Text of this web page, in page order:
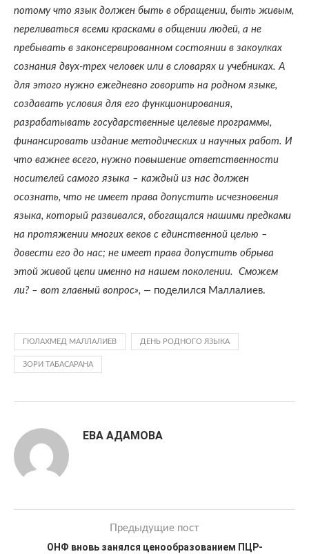
потому что язык должен быть в обращении, быть живым,
переливаться всеми красками в общении людей, а не
пребывать в законсервированном состоянии в закоулках
сознания двух-трех человек или в словарях и учебниках. А
для этого нужно ежедневно говорить на родном языке,
создавать условия для его функционирования,
разрабатывать государственные целевые программы,
финансировать издание методических и научных работ. И
что важнее всего, нужно повышение ответственности
носителей самого языка – каждый из нас должен
осознать, что не имеет права допустить исчезновения
языка, который развивался, обогащался нашими предками
на протяжении многих веков с единственной целью –
довести его до нас; не имеет права допустить обрыва
этой живой цепи именно на нашем поколении. Сможем
ли? – вот главный вопрос», — поделился Маллалиев.
ГЮЛАХМЕД МАЛЛАЛИЕВ ДЕНЬ РОДНОГО ЯЗЫКА
ЗОРИ ТАБАСАРАНА
ЕВА АДАМОВА
Предыдущие пост
ОНФ вновь занялся ценообразованием ПЦР-